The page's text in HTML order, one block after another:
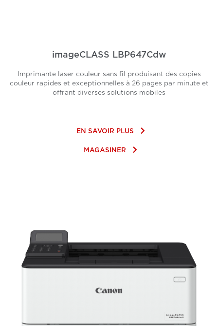
imageCLASS LBP647Cdw
Imprimante laser couleur sans fil produisant des copies
couleur rapides et exceptionnelles à 26 pages par minute et
offrant diverses solutions mobiles
EN SAVOIR PLUS keyboard_arrow_right
MAGASINER keyboard_arrow_right